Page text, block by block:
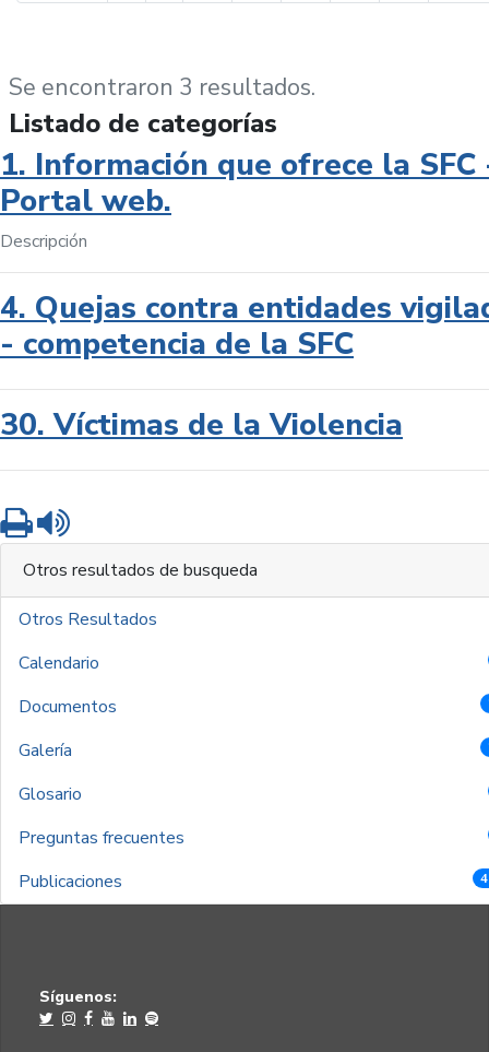
Se encontraron 3 resultados.
Listado de categorías
1. Información que ofrece la SFC
Portal web.
Descripción
4. Quejas contra entidades
- competencia de la SFC
30. Víctimas de la Violencia
Imprimir
Otros resultados de busqueda
Otros Resultados
Calendario
Documentos
Galería
Glosario
Preguntas frecuentes
Publicaciones
Síguenos: